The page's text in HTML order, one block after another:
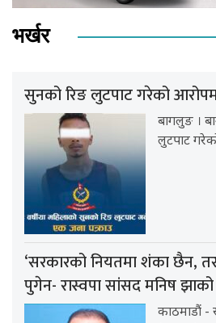
भर्खर
सुनको रिङ लुटपाट गरेको
बागलुङ ।
लुटपाट
‘सरकारको नियतमा शंका छैन,
पुगेन- रास्वपा सांसद मनिष झाको
काठमाडौं -